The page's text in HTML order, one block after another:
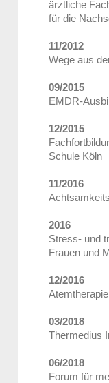
ärztliche
für die
11/2012
Wege aus
09/2015
EMDR-
12/2015
Schule Köln
11/2016
2016
Stress- und
Frauen und
12/2016
03/2018
Thermedius
06/2018
Forum für